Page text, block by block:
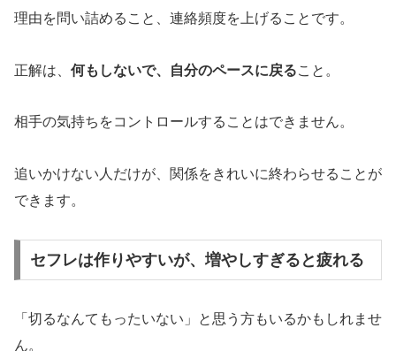
理由を問い詰めること、連絡頻度を上げることです。
正解は、 何もしないで、自分のペースに戻ること。
相手の気持ちをコントロールすることはできません。
追いかけない人だけが、関係をきれいに終わらせることが
できます。
セフレは作りやすいが、増やしすぎると疲れる
「切るなんてもったいない」と思う方もいるかもしれませ
ん。